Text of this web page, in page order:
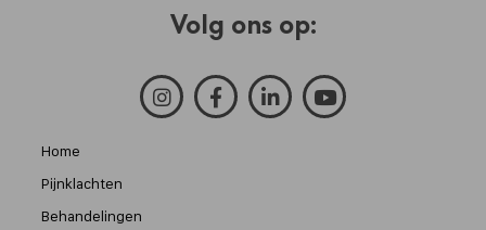
Volg ons op:
Home
Pijnklachten
Behandelingen